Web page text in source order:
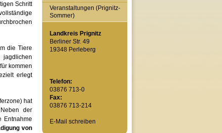
Schritt
die Tiere
kommen
erlegt
hat
der
Entnahme
von
Veranstaltungen (Prignitz-
Sommer)
Landkreis Prignitz
Berliner Str. 49
19348 Perleberg
Telefon:
03876 713-0
Fax:
03876 713-214
E-Mail schreiben